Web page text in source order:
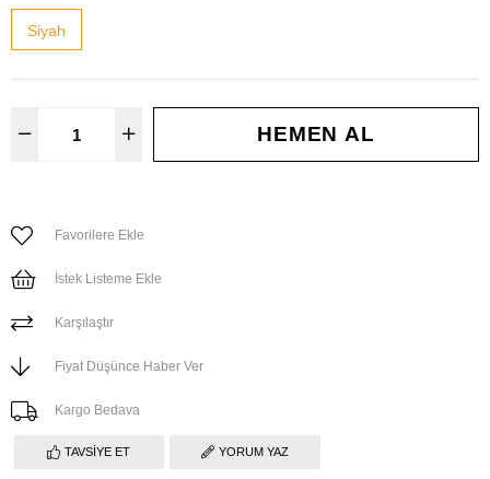
Siyah
Favorilere Ekle
İstek Listeme Ekle
Karşılaştır
Fiyat Düşünce Haber Ver
Kargo Bedava
TAVSIYE ET YORUM YAZ